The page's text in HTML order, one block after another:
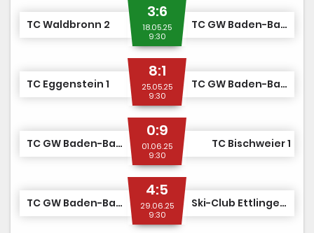
TC Waldbronn 2
3:6
18.05.25
9:30
TC GW Baden-Baden 1
TC Eggenstein 1
8:1
25.05.25
9:30
TC GW Baden-Baden 1
TC GW Baden-Baden 1
0:9
01.06.25
9:30
TC Bischweier 1
TC GW Baden-Baden 1
4:5
29.06.25
9:30
Ski-Club Ettlingen 2